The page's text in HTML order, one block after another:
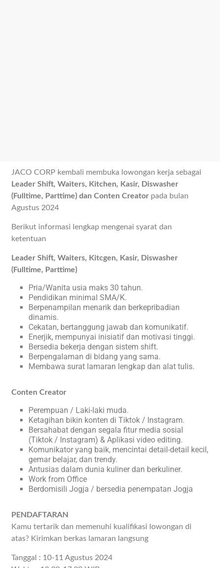
JACO CORP kembali membuka lowongan kerja sebagai
Leader Shift, Waiters, Kitchen, Kasir, Diswasher
(Fulltime, Parttime) dan Conten Creator pada bulan
Agustus 2024
Berikut informasi lengkap mengenai syarat dan
ketentuan
Leader Shift, Waiters, Kitcgen, Kasir, Diswasher
(Fulltime, Parttime)
Pria/Wanita usia maks 30 tahun.
Pendidikan minimal SMA/K.
Berpenampilan menarik dan berkepribadian
dinamis.
Cekatan, bertanggung jawab dan komunikatif.
Enerjik, mempunyai inisiatif dan motivasi tinggi.
Bersedia bekerja dengan sistem shift.
Berpengalaman di bidang yang sama.
Membawa surat lamaran lengkap dan alat tulis.
Conten Creator
Perempuan / Laki-laki muda.
Ketagihan bikin konten di Tiktok / Instagram.
Bersahabat dengan segala fitur media sosial
(Tiktok / Instagram) & Aplikasi video editing.
Komunikator yang baik, mencintai detail-detail kecil,
gemar belajar, dan trendy.
Antusias dalam dunia kuliner dan berkuliner.
Work from Office
Berdomisili Jogja / bersedia penempatan Jogja
PENDAFTARAN
Kamu tertarik dan memenuhi kualifikasi lowongan di
atas? Kirimkan berkas lamaran langsung
Tanggal : 10-11 Agustus 2024